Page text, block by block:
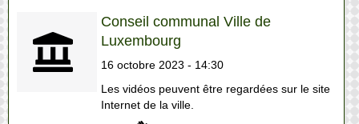
Conseil communal Ville de
Luxembourg
16 octobre 2023 - 14:30
Les vidéos peuvent être regardées sur le site
Internet de la ville.